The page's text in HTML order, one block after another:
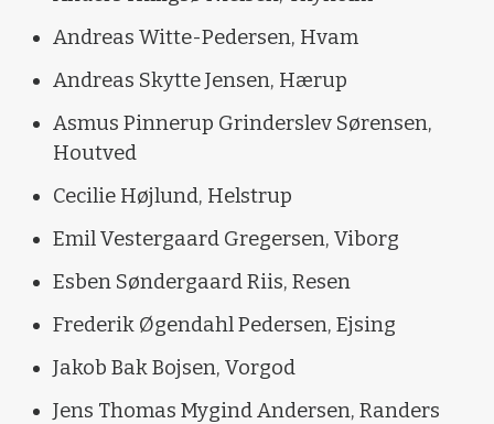
Andreas Witte-Pedersen, Hvam
Andreas Skytte Jensen, Hærup
Asmus Pinnerup Grinderslev Sørensen,
Houtved
Cecilie Højlund, Helstrup
Emil Vestergaard Gregersen, Viborg
Esben Søndergaard Riis, Resen
Frederik Øgendahl Pedersen, Ejsing
Jakob Bak Bojsen, Vorgod
Jens Thomas Mygind Andersen, Randers